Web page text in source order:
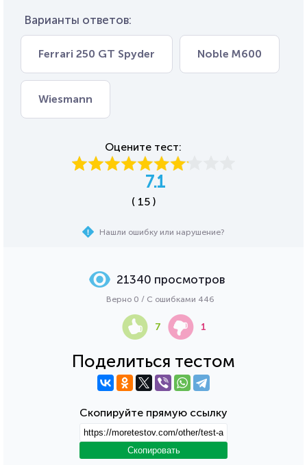
Варианты ответов:
Ferrari 250 GT Spyder Noble М600
Wiesmann
Оцените тест:
7.1
( 15 )
Нашли ошибку или нарушение?
Поделиться тестом
Скопируйте прямую ссылку
Скопировать
21340 просмотров
Верно 0 / С ошибками 446
7 1